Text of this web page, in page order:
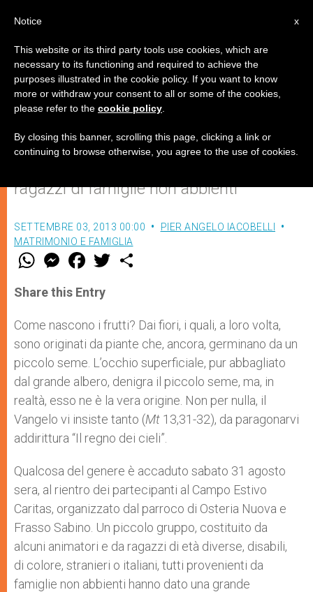
"Un nuovo seme è stato gettato"
Rientro del Campo Estivo Caritas di
ragazzi di famiglie non abbienti
SETTEMBRE 03, 2013 00:00
PIER ANGELO IACOBELLI
MATRIMONIO E FAMIGLIA
W
t
s
p
p
M
e
s
e
g
e
r
F
a
e
b
o
k
w
r
Share this Entry
Come nascono i frutti? Dai fiori, i quali, a loro volta,
sono originati da piante che, ancora, germinano da un
piccolo seme. L’occhio superficiale, pur abbagliato
dal grande albero, denigra il piccolo seme, ma, in
realtà, esso ne è la vera origine. Non per nulla, il
Vangelo vi insiste tanto (Mt 13,31-32), da paragonarvi
addirittura “Il regno dei cieli”.
Qualcosa del genere è accaduto sabato 31 agosto
sera, al rientro dei partecipanti al Campo Estivo
Caritas, organizzato dal parroco di Osteria Nuova e
Frasso Sabino. Un piccolo gruppo, costituito da
alcuni animatori e da ragazzi di età diverse, disabili,
di colore, stranieri o italiani, tutti provenienti da
famiglie non abbienti hanno dato una grande
x
Notice
This website or its third party tools use cookies, which are
necessary to its functioning and required to achieve the
purposes illustrated in the cookie policy. If you want to know
more or withdraw your consent to all or some of the cookies,
please refer to the cookie policy
By closing this banner, scrolling this page, clicking a link or
continuing to browse otherwise, you agree to the use of cookies.